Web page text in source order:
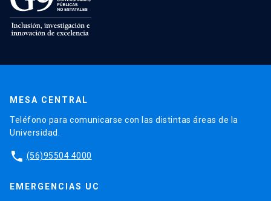
MESA CENTRAL
Teléfono para comunicarse con las distintas áreas de la
Universidad.
phone (56)95504 4000
EMERGENCIAS UC